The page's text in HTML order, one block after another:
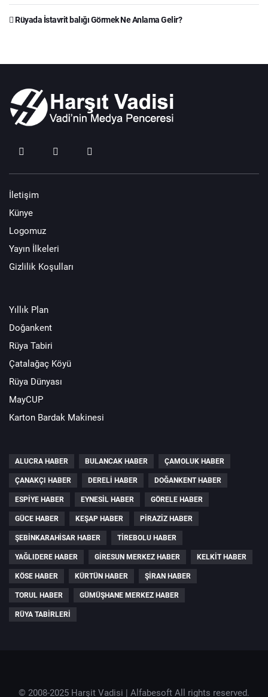
Rüyada İstavrit balığı Görmek Ne Anlama Gelir?
İletişim
Künye
Logomuz
Yayın İlkeleri
Gizlilik Koşulları
Yıllık Plan
Doğankent
Rüya Tabiri
Çatalağaç Köyü
Rüya Dünyası
MayCUP
Karton Bardak Makinesi
ALUCRA HABER BULANCAK HABER ÇAMOLUK HABER
ÇANAKÇI HABER DERELI HABER DOĞANKENT HABER
ESPIYE HABER EYNESIL HABER GÖRELE HABER
GÜCE HABER KEŞAP HABER PIRAZIZ HABER
ŞEBINKARAHISAR HABER TIREBOLU HABER
YAĞLIDERE HABER GIRESUN MERKEZ HABER KELKIT HABER
KÖSE HABER KÜRTÜN HABER ŞIRAN HABER
TORUL HABER GÜMÜŞHANE MERKEZ HABER
RÜYA TABIRLERI
© 2008-2025 Harşit Vadisi | Alfabesoft All rights reserved.